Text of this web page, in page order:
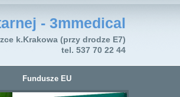
Fundusze EU
- 3mmedical
k.Krakowa (przy drodze E7)
tel. 537 70 22 44